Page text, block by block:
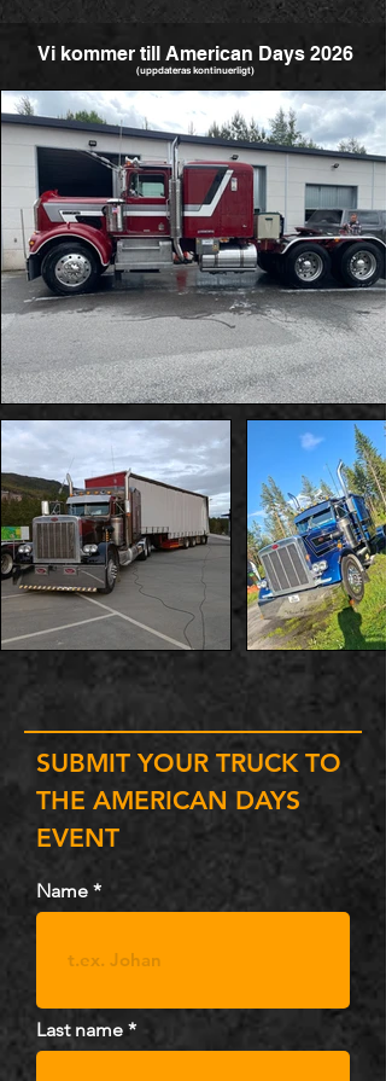
Vi kommer till American Days 2026
(uppdateras kontinuerligt)
SUBMIT YOUR TRUCK TO
THE AMERICAN DAYS
EVENT
Name
Last name